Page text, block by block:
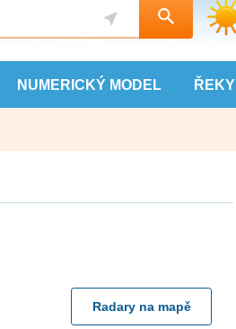
NUMERICKÝ MODEL ŘEKY
Radary na mapě